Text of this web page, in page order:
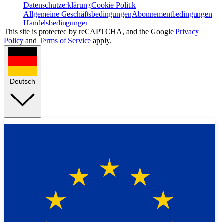
DatenschutzerklärungCookie Politik
Allgemeine GeschäftsbedingungenAbonnementbedingungen
Handelsbedingungen
This site is protected by reCAPTCHA, and the Google Privacy
Policy and Terms of Service apply.
Deutsch